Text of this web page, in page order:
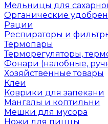
Мельницы для
Органические
Рации
Респираторы и
Термопары
Терморегуляторы,
Фонари (налобные,
Хозяйственные товары
Клеи
Коврики для запекани
Мангалы и коптильни
Мешки для мусора
Ножи для пиццы